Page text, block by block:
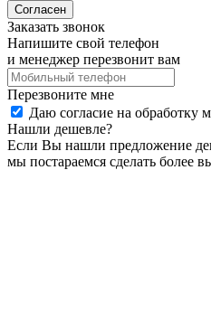
Согласен
Заказать звонок
Напишите свой телефон
и менеджер перезвонит вам
Перезвоните мне
Даю согласие на обработку
Нашли дешевле?
Если Вы нашли предложение
мы постараемся сделать более